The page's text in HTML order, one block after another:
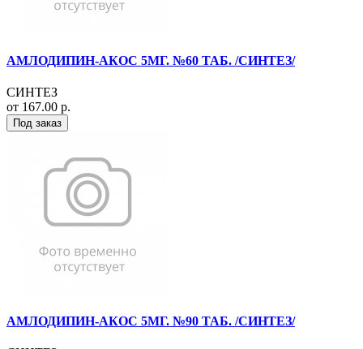
АМЛОДИПИН-АКОС 5МГ. №60 ТАБ. /СИНТЕЗ/
СИНТЕЗ
от 167.00 р.
Под заказ
АМЛОДИПИН-АКОС 5МГ. №90 ТАБ. /СИНТЕЗ/